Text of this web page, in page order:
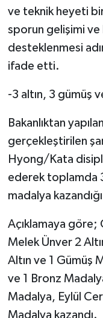
ve teknik heyeti
sporun gelişimi ve
desteklenmesi
ifade etti.
-3 altın, 3 gümüş
Bakanlıktan
gerçekleştirilen
Hyong/Kata
ederek toplamda
madalya
Açıklamaya göre;
Melek Ünver 2
Altın ve 1 Gümüş
ve 1 Bronz
Madalya, Eylül
Madalya kazandı.